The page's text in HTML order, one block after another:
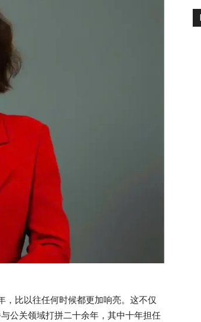
比以往任何时候都更加响亮。这不仅
公关领域打拼二十余年，其中十年担任